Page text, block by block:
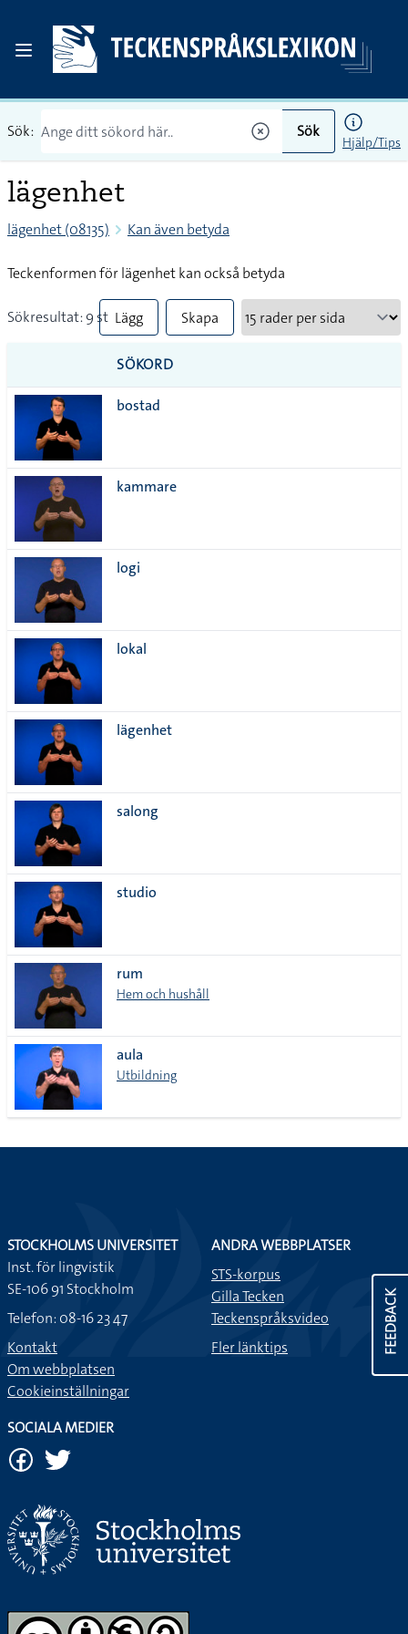
Sök: Sök
Hjälp/Tips
lägenhet
lägenhet (08135) Kan även betyda
Teckenformen för lägenhet kan också betyda
Sökresultat: 9 st Lägg
till
alla i
Skapa
SÖKORD
bostad
kammare
logi
lokal
lägenhet
salong
studio
rum
Hem och hushåll
aula
Utbildning
FEEDBACK
STOCKHOLMS UNIVERSITET
Inst. för lingvistik
SE-106 91 Stockholm
Telefon: 08-16 23 47
Kontakt
Om webbplatsen
Cookieinställningar
ANDRA WEBBPLATSER
STS-korpus
Gilla Tecken
Teckenspråksvideo
Fler länktips
SOCIALA MEDIER